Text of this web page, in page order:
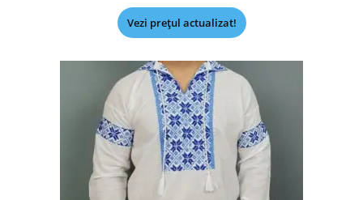
Vezi prețul actualizat!